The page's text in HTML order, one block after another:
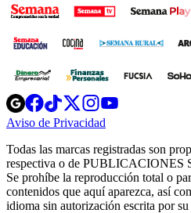
Opens
in
new
Opens
in
new
Opens
in
new
window
Opens
new
windowwindow
Aviso de Privacidad
new
window
Todas las marcas registradas son
respectiva o de PUBLICACIONES
Se prohíbe la reproducción total o
contenidos que aquí aparezca, así
idioma sin autorización escrita por